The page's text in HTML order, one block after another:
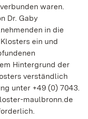
waren.
Dr. Gaby
in die
ein und
Hintergrund der
verständlich
unter +49 (0) 7043.
maulbronn.de